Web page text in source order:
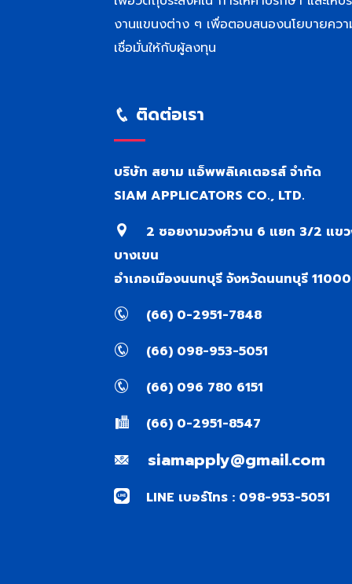
งานแขนงต่าง ๆ เพื่อตอบสนองนโยบายคว
เชื่อมั่นให้กับผู้ลงทุน
ติดต่อเรา
บริษัท สยาม แอ็พพลิเคเตอรส์ จำกัด
SIAM APPLICATORS CO., LTD.
2 ซอยงามวงศ์วาน 6 แยก 3/2 แข
บางเขน
อำเภอเมืองนนทบุรี จังหวัดนนทบุรี 11000
(66) 0-2951-7848
(66) 098-953-5051
(66) 096 780 6151
(66) 0-2951-8547
siamapply@gmail.com
LINE เบอร์โทร : 098-953-5051